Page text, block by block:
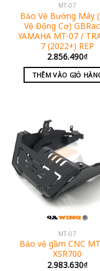
MT-07
Bảo Vệ Bưởng Máy
Vệ Động Cơ)
YAMAHA MT-07 /
7 (2022+) REP
2.856.490₫
THÊM VÀO GIỎ
MT-07
Bảo vệ gầm CNC
XSR700
2.983.630₫